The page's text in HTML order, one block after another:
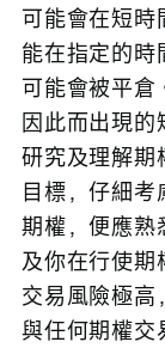
可能會在短時
能在指定的時
可能會被平倉
因此而出現的
研究及理解期
目標，仔細
期權，便應熟
及你在行使期
交易風險極高
與任何期權交